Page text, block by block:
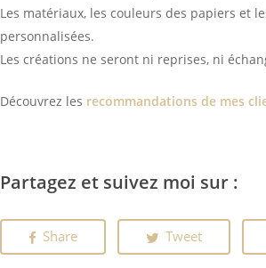
Les matériaux, les couleurs des papiers et
personnalisées.
Les créations ne seront ni reprises, ni
Découvrez les recommandations de mes
Partagez et suivez moi sur :
Share Tweet